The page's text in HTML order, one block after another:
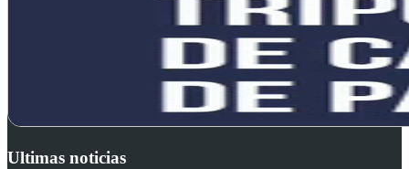
Ultimas noticias